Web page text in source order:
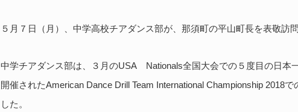
５月７日（月）、中学高校チアダンス部が、那須町の平山町長を表敬訪
中学チアダンス部は、３月のUSA Nationals全国大会での５度目の日本
開催されたAmerican Dance Drill Team International Championship 2018で
した。